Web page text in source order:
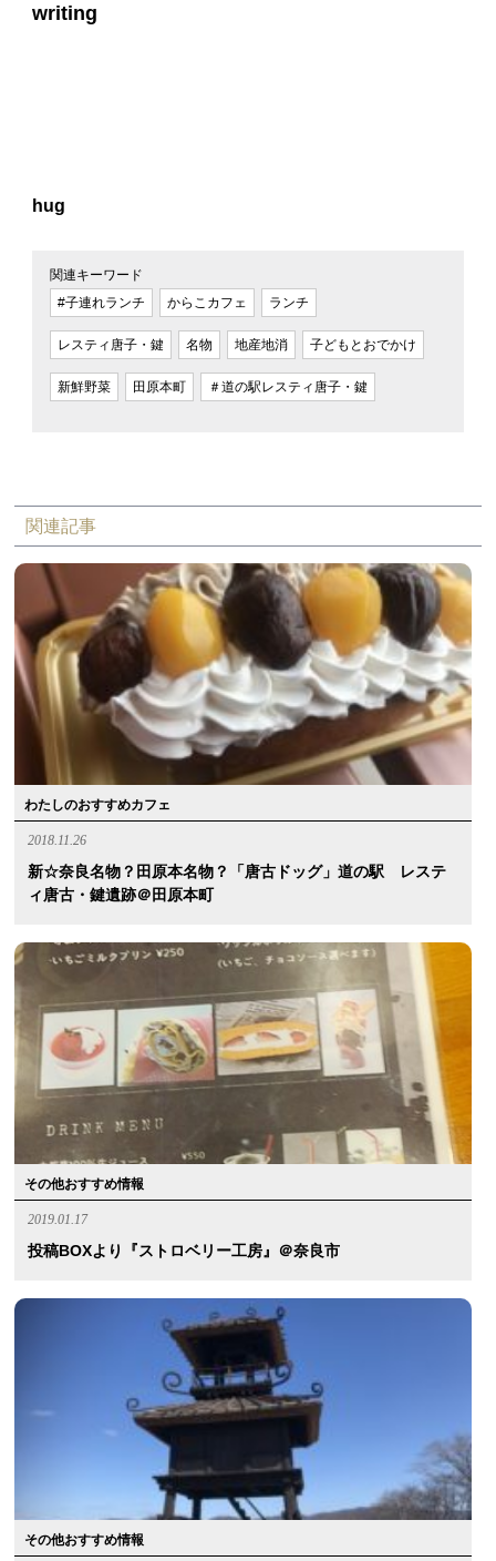
writing
hug
関連キーワード
#子連れランチ
からこカフェ ランチ
レスティ唐子・鍵 名物 地産地消 子どもとおでかけ
新鮮野菜 田原本町 ＃道の駅レスティ唐子・鍵
関連記事
わたしのおすすめカフェ
2018.11.26
新☆奈良名物？田原本名物？「唐古ドッグ」道の駅 レステ
ィ唐古・鍵遺跡＠田原本町
その他おすすめ情報
2019.01.17
投稿BOXより『ストロベリー工房』＠奈良市
その他おすすめ情報